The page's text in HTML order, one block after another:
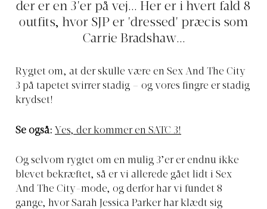
der er en 3'er på vej... Her er i hvert fald 8
outfits, hvor SJP er 'dressed' præcis som
Carrie Bradshaw...
Rygtet om, at der skulle være en Sex And The City
3 på tapetet svirrer stadig – og vores fingre er stadig
krydset!
Se også: Yes, der kommer en SATC 3!
Og selvom rygtet om en mulig 3’er er endnu ikke
blevet bekræftet, så er vi allerede gået lidt i Sex
And The City-mode, og derfor har vi fundet 8
gange, hvor Sarah Jessica Parker har klædt sig